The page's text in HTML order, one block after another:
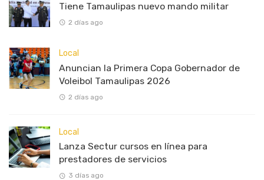
Tiene Tamaulipas nuevo mando militar
2 días ago
Local
Anuncian la Primera Copa Gobernador de
Voleibol Tamaulipas 2026
2 días ago
Local
Lanza Sectur cursos en línea para
prestadores de servicios
3 días ago